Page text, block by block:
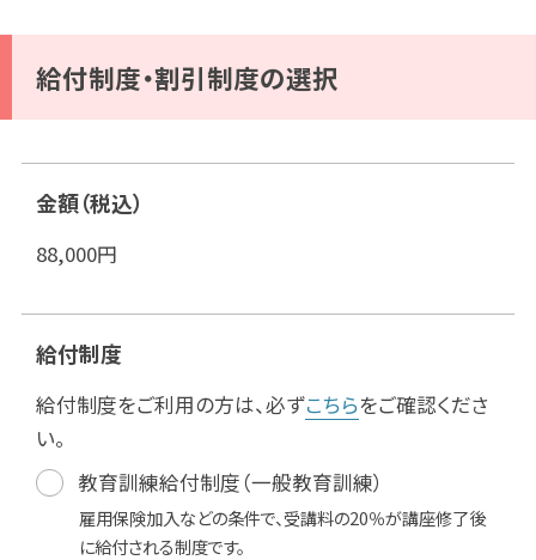
給付制度・割引制度の選択
金額（税込）
88,000円
給付制度
給付制度をご利用の方は、必ずこちらをご確認くださ
い。
教育訓練給付制度（一般教育訓練）
雇用保険加入などの条件で、受講料の20％が講座修了後
に給付される制度です。